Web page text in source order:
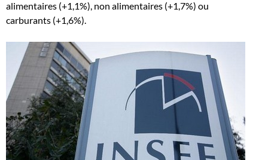
alimentaires (+1,1%), non alimentaires (+1,7%) ou
carburants (+1,6%).